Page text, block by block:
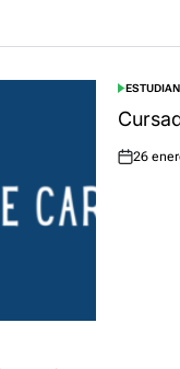
POSTED
IN
Posted
26